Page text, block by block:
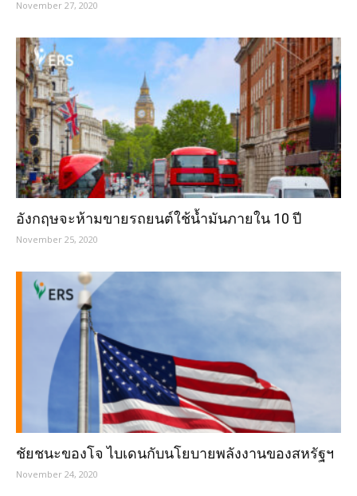
November 27, 2020
อังกฤษจะห้ามขายรถยนต์ใช้น้ำมันภายใน 10 ปี
November 25, 2020
ชัยชนะของโจ ไบเดนกับนโยบายพลังงานของสหรัฐฯ
November 24, 2020